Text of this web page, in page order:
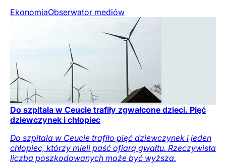
EkonomiaObserwator mediów
Do szpitala w Ceucie trafiły zgwałcone dzieci. Pięć
dziewczynek i chłopiec
Do szpitala w Ceucie trafiło pięć dziewczynek i jeden
chłopiec, którzy mieli paść ofiarą gwałtu. Rzeczywista
liczba poszkodowanych może być wyższa.